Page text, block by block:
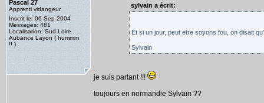
Pascal 27
Apprenti vidangeur
Inscrit le: 06 Sep 2004
Messages: 481
Localisation: Sud Loire
Aubance Layon ( hummm
!! )
sylvain a écrit:
Et si un jour, peut etre soyons fou, on disait
Sylvain
je suis partant !!!
toujours en normandie Sylvain ??